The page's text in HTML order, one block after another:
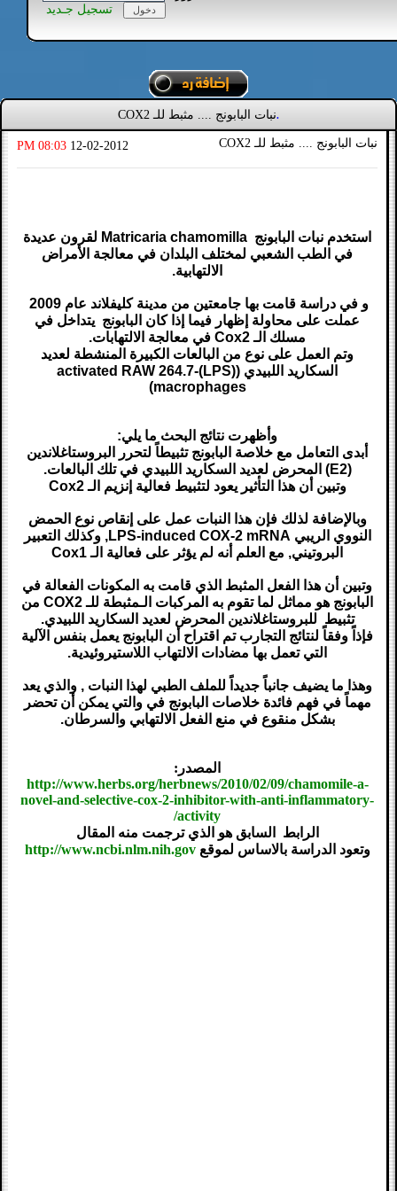
تسجيل جـديد
.نبات البابونج .... مثبط للـ COX2
نبات البابونج .... مثبط للـ COX2 12-02-2012
08:03 PM
استخدم نبات البابونج Matricaria chamomilla لقرون عديدة
في الطب الشعبي لمختلف البلدان في معالجة الأمراض
الالتهابية.
عملت على محاولة إظهار فيما إذا كان البابونج يتداخل في
مسلك الـ Cox2 في معالجة الالتهابات.
وتم العمل على نوع من البالعات الكبيرة المنشطة لعديد
السكاريد اللبيدي ((LPS)-activated RAW 264.7
macrophages)
وأظهرت نتائج البحث ما يلي:
أبدى التعامل مع خلاصة البابونج تثبيطاً لتحرر البروستاغلاندين
(E2) المحرض لعديد السكاريد اللبيدي في تلك البالعات.
وتبين أن هذا التأثير يعود لتثبيط فعالية إنزيم الـ Cox2
وبالإضافة لذلك فإن هذا النبات عمل على إنقاص نوع الحمض
النووي الريبي LPS-induced COX-2 mRNA, وكذلك التعبير
البروتيني, مع العلم أنه لم يؤثر على فعالية الـ Cox1
وتبين أن هذا الفعل المثبط الذي قامت به المكونات الفعالة في
البابونج هو مماثل لما تقوم به المركبات الـمثبطة للـ COX2 من
تثبيط للبروستاغلاندين المحرض لعديد السكاريد اللبيدي.
فإذاً وفقاً لنتائج التجارب تم اقتراح أن البابونج يعمل بنفس الآلية
التي تعمل بها مضادات الالتهاب اللاستيروئيدية.
وهذا ما يضيف جانباً جديداً للملف الطبي لهذا النبات , والذي يعد
مهماً في فهم فائدة خلاصات البابونج في والتي يمكن أن تحضر
بشكل منقوع في منع الفعل الالتهابي والسرطان.
المصدر:
http://www.herbs.org/herbnews/2010/02/09/chamomile-a-
novel-and-selective-cox-2-inhibitor-with-anti-inflammatory-
activity/
الرابط السابق هو الذي ترجمت منه المقال
وتعود الدراسة بالاساس لموقعhttp://www.ncbi.nlm.nih.gov